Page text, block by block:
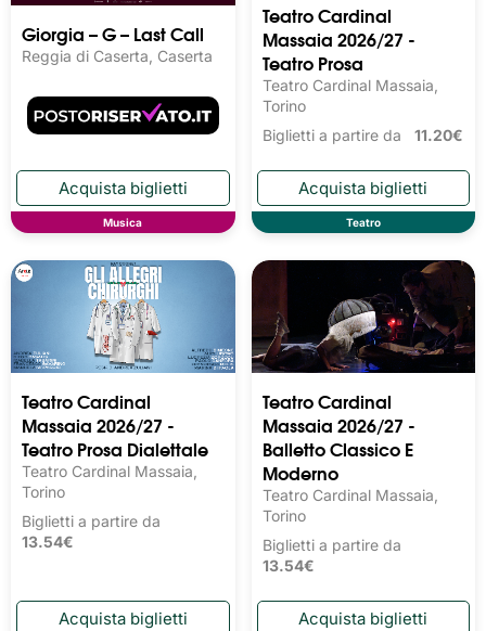
Giorgia – G – Last Call
Reggia di Caserta, Caserta
Musica
Teatro Cardinal
Massaia 2026/27 -
Teatro Prosa
Teatro Cardinal Massaia,
Torino
Biglietti a partire da 11.20€
Teatro
Teatro Cardinal
Massaia 2026/27 -
Teatro Prosa Dialettale
Teatro Cardinal Massaia,
Torino
Biglietti a partire da
13.54€
Teatro Cardinal
Massaia 2026/27 -
Balletto Classico E
Moderno
Teatro Cardinal Massaia,
Torino
Biglietti a partire da
13.54€